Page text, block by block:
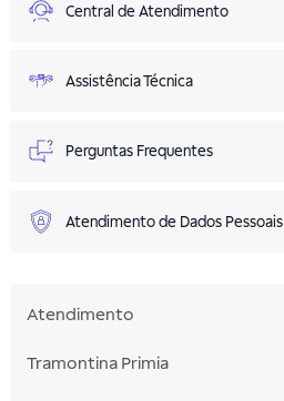
Central de Atendimento
Assistência Técnica
Perguntas Frequentes
Atendimento de Dados Pessoais
Atendimento
Tramontina Primia